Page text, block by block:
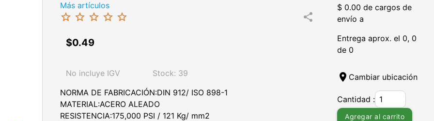
Más artículos
star_border star_border star_border star_border star_border share
$0.49
No incluye IGV
Stock: 39
NORMA DE FABRICACIÓN:DIN 912/ ISO 898-1
MATERIAL:ACERO ALEADO
RESISTENCIA:175,000 PSI / 121 Kg/ mm2
$ 0.00 de cargos de
envío a
Entrega aprox. el 0, 0
de 0
location_on Cambiar ubicación
Cantidad :
Agregar al carrito